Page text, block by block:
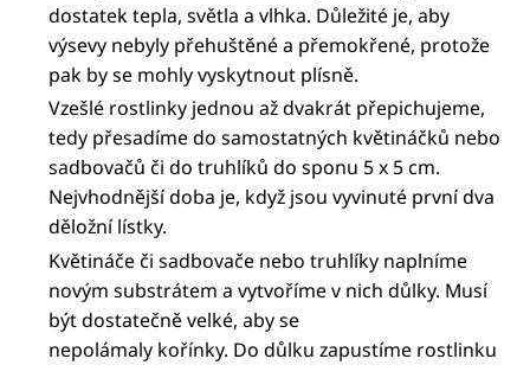
dostatek tepla, světla a vlhka. Důležité je, aby
výsevy nebyly přehuštěné a přemokřené, protože
pak by se mohly vyskytnout plísně.
Vzešlé rostlinky jednou až dvakrát přepichujeme,
tedy přesadíme do samostatných květináčků nebo
sadbovačů či do truhlíků do sponu 5 x 5 cm.
Nejvhodnější doba je, když jsou vyvinuté první dva
děložní lístky.
Květináče či sadbovače nebo truhlíky naplníme
novým substrátem a vytvoříme v nich důlky. Musí
být dostatečně velké, aby se
nepolámaly kořínky. Do důlku zapustíme rostlinku